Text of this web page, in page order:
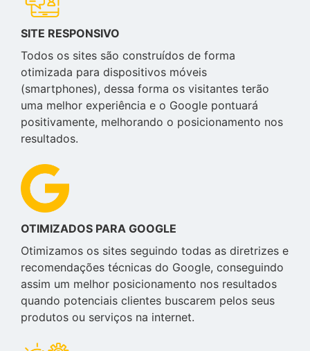
SITE RESPONSIVO
Todos os sites são construídos de forma
otimizada para dispositivos móveis
(smartphones), dessa forma os visitantes terão
uma melhor experiência e o Google pontuará
positivamente, melhorando o posicionamento nos
resultados.
OTIMIZADOS PARA GOOGLE
Otimizamos os sites seguindo todas as diretrizes e
recomendações técnicas do Google, conseguindo
assim um melhor posicionamento nos resultados
quando potenciais clientes buscarem pelos seus
produtos ou serviços na internet.